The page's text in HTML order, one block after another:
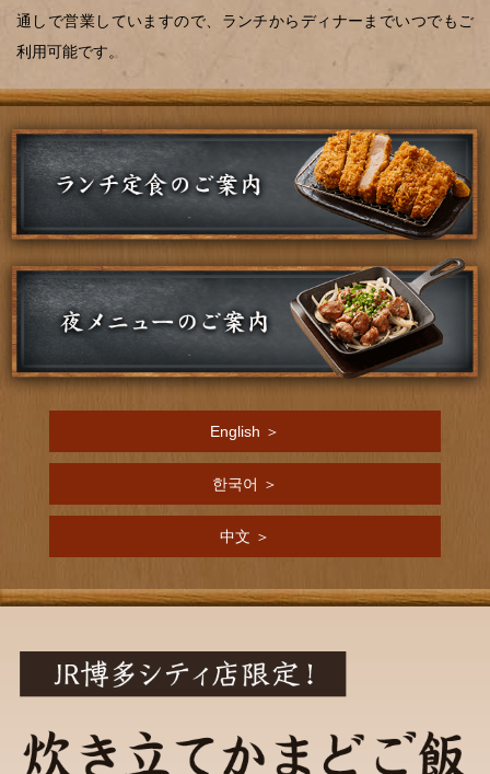
通しで営業していますので、ランチからディナーまでいつでもご
利用可能です。
English ＞
한국어 ＞
中文 ＞